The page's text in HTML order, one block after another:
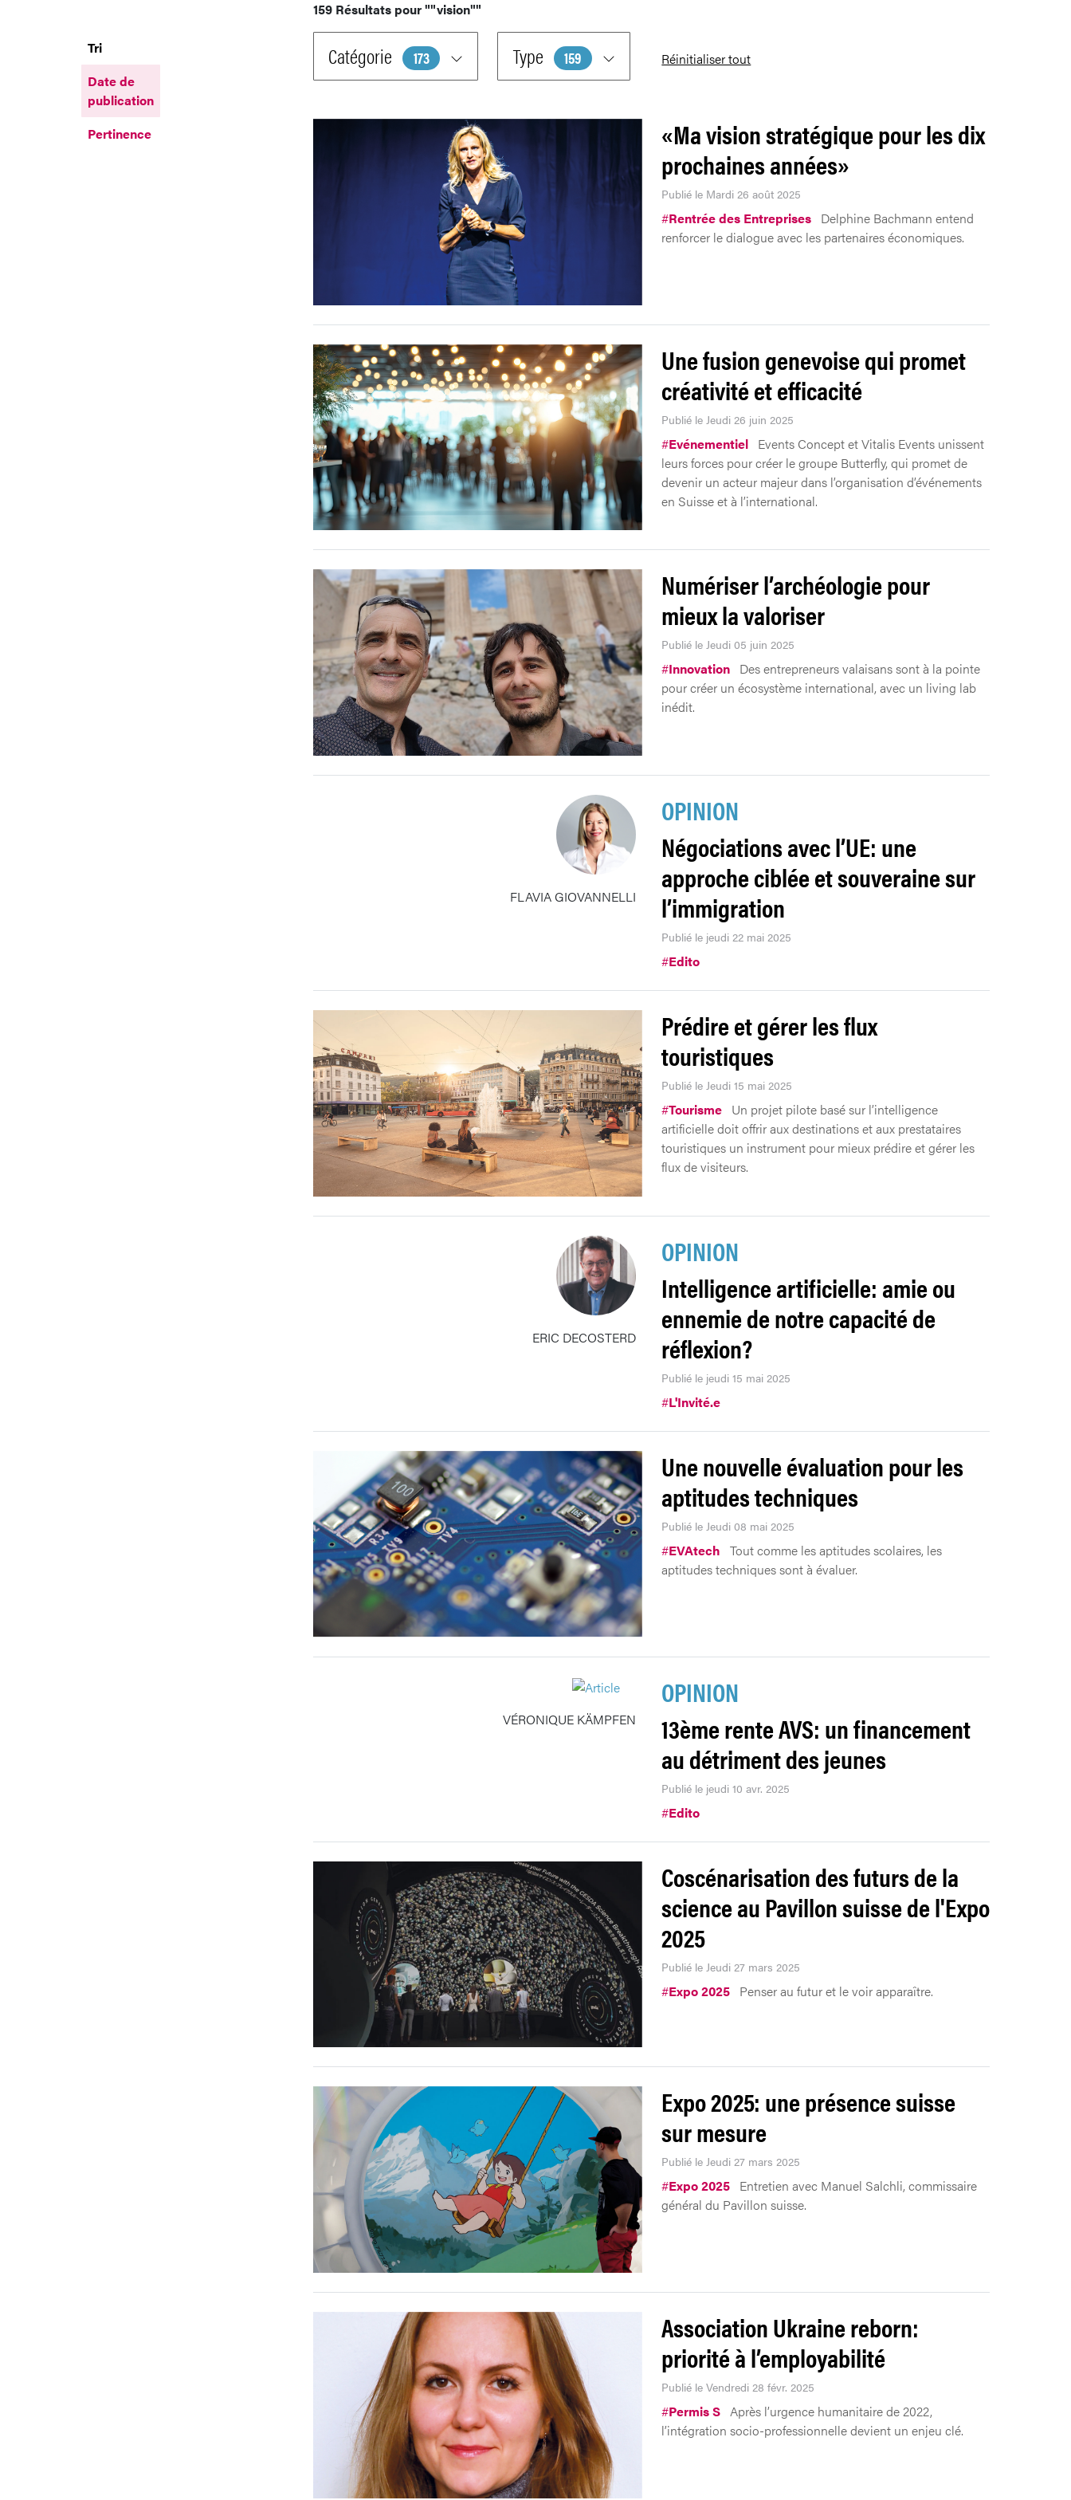
159 Résultats pour""vision""
Tri
Date de
publication
Pertinence
Catégorie 173 Type 159 Réinitialiser tout
«Ma vision stratégique pour les dix
prochaines années»
Publié le Mardi 26 août 2025
#Rentrée des Entreprises Delphine Bachmann entend
renforcer le dialogue avec les partenaires économiques.
Une fusion genevoise qui promet
créativité et efficacité
Publié le Jeudi 26 juin 2025
#Evénementiel Events Concept et Vitalis Events unissent
leurs forces pour créer le groupe Butterfly, qui promet de
devenir un acteur majeur dans l’organisation d’événements
en Suisse et à l’international.
Numériser l’archéologie pour
mieux la valoriser
Publié le Jeudi 05 juin 2025
#Innovation Des entrepreneurs valaisans sont à la pointe
pour créer un écosystème international, avec un living lab
inédit.
FLAVIA GIOVANNELLI
OPINION
Négociations avec l’UE: une
approche ciblée et souveraine sur
l’immigration
Publié le jeudi 22 mai 2025
#Edito
Prédire et gérer les flux
touristiques
Publié le Jeudi 15 mai 2025
#Tourisme Un projet pilote basé sur l’intelligence
artificielle doit offrir aux destinations et aux prestataires
touristiques un instrument pour mieux prédire et gérer les
flux de visiteurs.
ERIC DECOSTERD
OPINION
Intelligence artificielle: amie ou
ennemie de notre capacité de
réflexion?
Publié le jeudi 15 mai 2025
#L'Invité.e
Une nouvelle évaluation pour les
aptitudes techniques
Publié le Jeudi 08 mai 2025
#EVAtech Tout comme les aptitudes scolaires, les
aptitudes techniques sont à évaluer.
VÉRONIQUE KÄMPFEN
OPINION
13ème rente AVS: un financement
au détriment des jeunes
Publié le jeudi 10 avr. 2025
#Edito
Coscénarisation des futurs de la
science au Pavillon suisse de l'Expo
2025
Publié le Jeudi 27 mars 2025
#Expo 2025 Penser au futur et le voir apparaître.
Expo 2025: une présence suisse
sur mesure
Publié le Jeudi 27 mars 2025
#Expo 2025 Entretien avec Manuel Salchli, commissaire
général du Pavillon suisse.
Association Ukraine reborn:
priorité à l’employabilité
Publié le Vendredi 28 févr. 2025
#Permis S Après l’urgence humanitaire de 2022,
l’intégration socio-professionnelle devient un enjeu clé.